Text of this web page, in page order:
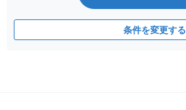
条件を変更する